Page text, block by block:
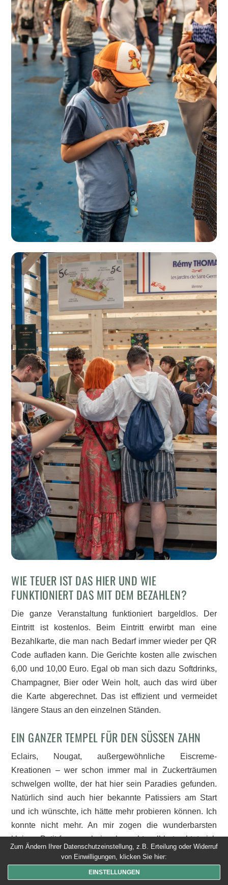
WIE TEUER IST DAS HIER UND WIE
FUNKTIONIERT DAS MIT DEM BEZAHLEN?
Die ganze Veranstaltung funktioniert bargeldlos. Der
Eintritt ist kostenlos. Beim Eintritt erwirbt man eine
Bezahlkarte, die man nach Bedarf immer wieder per QR
Code aufladen kann. Die Gerichte kosten alle zwischen
6,00 und 10,00 Euro. Egal ob man sich dazu Softdrinks,
Champagner, Bier oder Wein holt, auch das wird über
die Karte abgerechnet. Das ist effizient und vermeidet
längere Staus an den einzelnen Ständen.
EIN GANZER TEMPEL FÜR DEN SÜSSEN ZAHN
Eclairs, Nougat, außergewöhnliche Eiscreme-
Kreationen – wer schon immer mal in Zuckerträumen
schwelgen wollte, der hat hier sein Paradies gefunden.
Natürlich sind auch hier bekannte Patissiers am Start
und ich wünschte, ich hätte mehr probieren können. Ich
konnte nicht mehr. An mir zogen die wunderbarsten
kleinen Petit fours vorbei, sehnsuchtsvoll betrachtete ich
die kleinen Törtchen aber es ging nichts mehr. Ich
bräuchte alleine bestimmt eine Woche, um jedem die
gebotene Aufmerksamkeit zu schenken. Ein kleines
Zum Ändern Ihrer Datenschutzeinstellung, z.B. Erteilung oder Widerruf
von Einwilligungen, klicken Sie hier:
EINSTELLUNGEN